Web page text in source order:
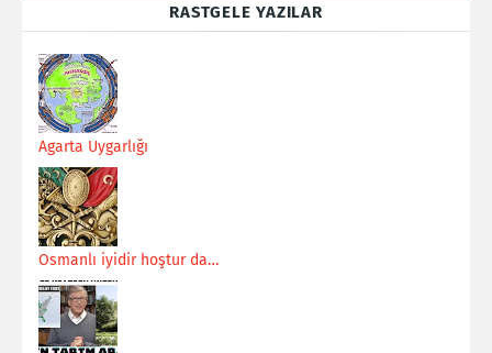
RASTGELE YAZILAR
Agarta Uygarlığı
Osmanlı iyidir hoştur da…